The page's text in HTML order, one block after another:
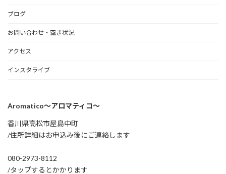
ブログ
お問い合わせ・空き状況
アクセス
インスタライブ
Aromatico～アロマティコ～
香川県高松市屋島中町
/住所詳細はお申込み後にご連絡します
080-2973-8112
/タップするとかかります